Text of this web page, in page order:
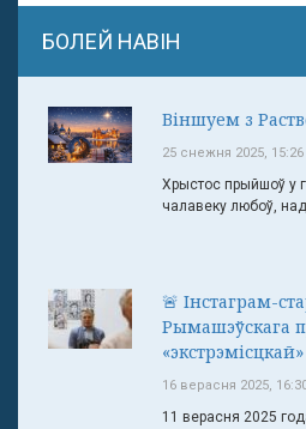
БОЛЕЙ НАВІН
Віншуем з
25 снежня 2025, 15:26
Хрыстос прыйшоў у
чалавеку любоў,
🚨 Інстаграм-
Рымашэўскага
«экстрэмісцкай»
16 верасня 2025,
11 верасня 2025